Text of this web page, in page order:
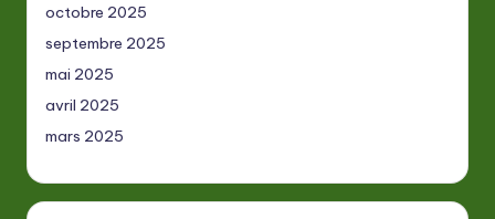
octobre 2025
septembre 2025
mai 2025
avril 2025
mars 2025